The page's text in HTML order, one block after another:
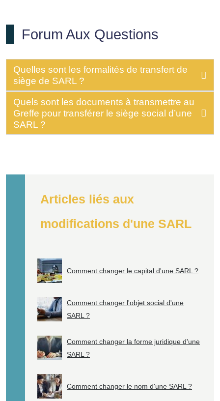
Forum Aux Questions
Quelles sont les formalités de transfert de
siège de SARL ?
Quels sont les documents à transmettre au
Greffe pour transférer le siège social d’une
SARL ?
Articles liés aux
modifications d'une SARL
Comment changer le capital d'une SARL ?
Comment changer l'objet social d'une
SARL ?
Comment changer la forme juridique d'une
SARL ?
Comment changer le nom d'une SARL ?